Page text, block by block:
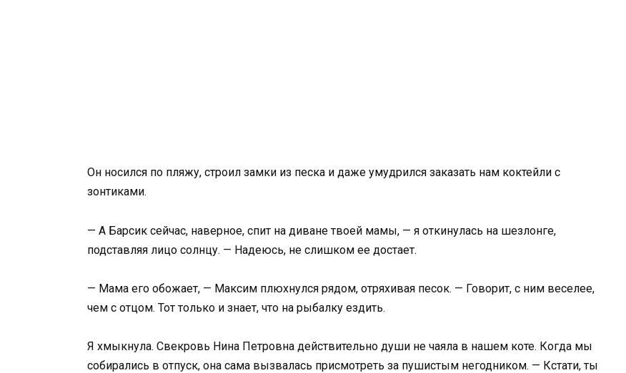
Он носился по пляжу, строил замки из песка и даже умудрился заказать нам коктейли с
зонтиками.
— А Барсик сейчас, наверное, спит на диване твоей мамы, — я откинулась на шезлонге,
подставляя лицо солнцу. — Надеюсь, не слишком ее достает.
— Мама его обожает, — Максим плюхнулся рядом, отряхивая песок. — Говорит, с ним веселее,
чем с отцом. Тот только и знает, что на рыбалку ездить.
Я хмыкнула. Свекровь Нина Петровна действительно души не чаяла в нашем коте. Когда мы
собирались в отпуск, она сама вызвалась присмотреть за пушистым негодником. — Кстати, ты